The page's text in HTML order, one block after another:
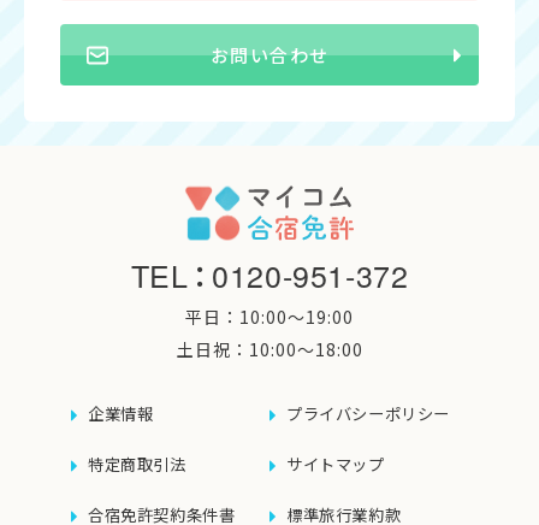
お問い合わせ
TEL：0120-951-372
平日：10:00〜19:00
土日祝：10:00〜18:00
企業情報 プライバシーポリシー
特定商取引法 サイトマップ
合宿免許契約条件書 標準旅行業約款